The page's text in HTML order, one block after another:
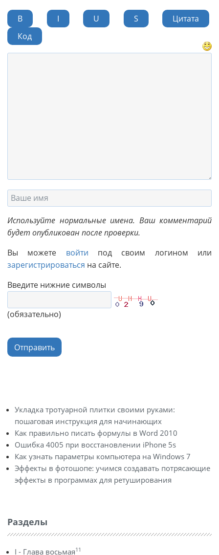
B I U S
Цитата
Код
Используйте нормальные имена. Ваш комментарий
будет опубликован после проверки.
Вы можете войти под своим логином или
зарегистрироваться на сайте.
Введите нижние символы
(обязательно)
Отправить
Укладка тротуарной плитки своими руками:
пошаговая инструкция для начинающих
Как правильно писать формулы в Word 2010
Ошибка 4005 при восстановлении iPhone 5s
Как узнать параметры компьютера на Windows 7
Эффекты в фотошопе: учимся создавать потрясающие
эффекты в программах для ретуширования
Разделы
I - Глава восьмая11